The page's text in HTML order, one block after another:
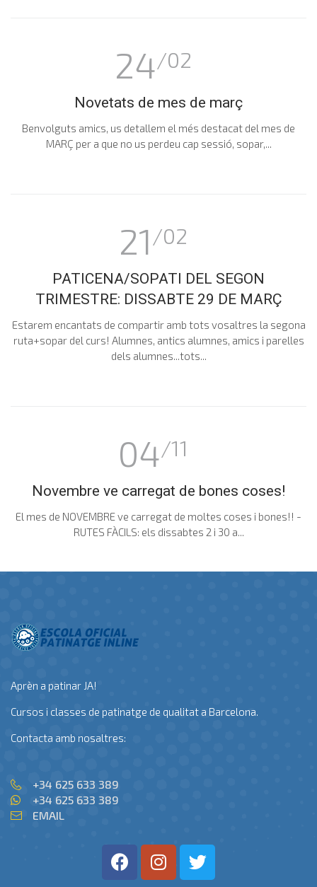
24/02
Novetats de mes de març
Benvolguts amics, us detallem el més destacat del mes de
MARÇ per a que no us perdeu cap sessió, sopar,...
21 /02
PATICENA/SOPATI DEL SEGON
TRIMESTRE: DISSABTE 29 DE MARÇ
Estarem encantats de compartir amb tots vosaltres la segona
ruta+sopar del curs! Alumnes, antics alumnes, amics i parelles
dels alumnes...tots...
04/11
Novembre ve carregat de bones coses!
El mes de NOVEMBRE ve carregat de moltes coses i bones!! -
RUTES FÀCILS: els dissabtes 2 i 30 a...
Aprèn a patinar JA!
Cursos i classes de patinatge de qualitat a Barcelona.
Contacta amb nosaltres:
+34 625 633 389
+34 625 633 389
EMAIL